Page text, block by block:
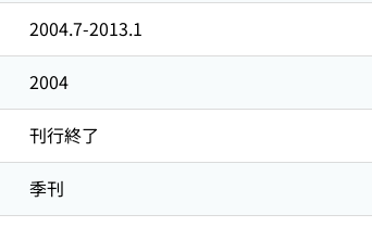
2004.7-2013.1
2004
刊行終了
季刊